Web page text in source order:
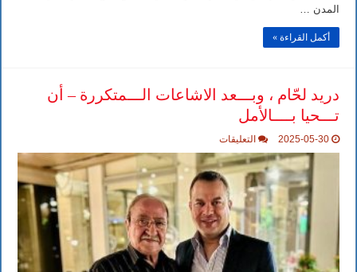
المدن …
أكمل القراءة »
دريد لحّام ، وبـــعد الاشاعات الـــمتكررة – أن
تـــحيا بــــالأمل
2025-05-30 التعليقات
لحّام
،
وبـــعد
الاشاعات
الـــمتكررة –
أن
تـــحيا
بــــالأمل
مغلقة